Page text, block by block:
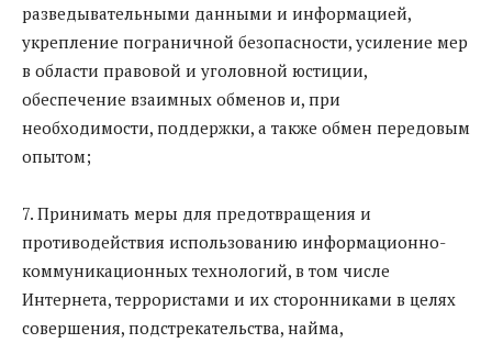
разведывательными данными и информацией,
укрепление пограничной безопасности, усиление мер
в области правовой и уголовной юстиции,
обеспечение взаимных обменов и, при
необходимости, поддержки, а также обмен передовым
опытом;
7. Принимать меры для предотвращения и
противодействия использованию информационно-
коммуникационных технологий, в том числе
Интернета, террористами и их сторонниками в целях
совершения, подстрекательства, найма,